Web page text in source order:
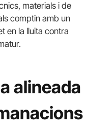
materials i de
comptin amb un
en la lluita contra
alineada